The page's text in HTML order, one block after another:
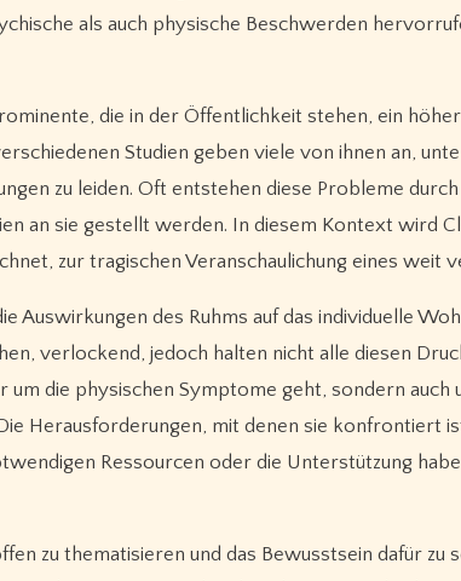
als auch physische Beschwerden
die in der Öffentlichkeit stehen, ein
Studien geben viele von ihnen an,
zu leiden. Oft entstehen diese Probleme
an sie gestellt werden. In diesem Kontext wird
zur tragischen Veranschaulichung eines weit
Auswirkungen des Ruhms auf das individuelle
verlockend, jedoch halten nicht alle diesen
um die physischen Symptome geht, sondern auch
Herausforderungen, mit denen sie konfrontiert
Ressourcen oder die Unterstützung
zu thematisieren und das Bewusstsein dafür zu